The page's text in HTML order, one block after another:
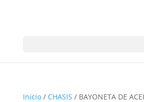
Inicio/ CHASIS / BAYONETA DE